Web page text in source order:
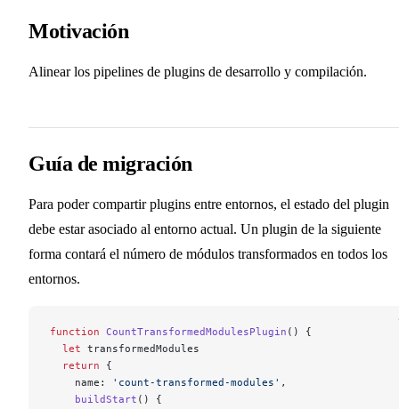
Motivación
Alinear los pipelines de plugins de desarrollo y compilación.
Guía de migración
Para poder compartir plugins entre entornos, el estado del plugin
debe estar asociado al entorno actual. Un plugin de la siguiente
forma contará el número de módulos transformados en todos los
entornos.
function CountTransformedModulesPlugin () {
  let
transformedModules
  return
{
    name:
'count-transformed-modules' ,
    buildStart
() {